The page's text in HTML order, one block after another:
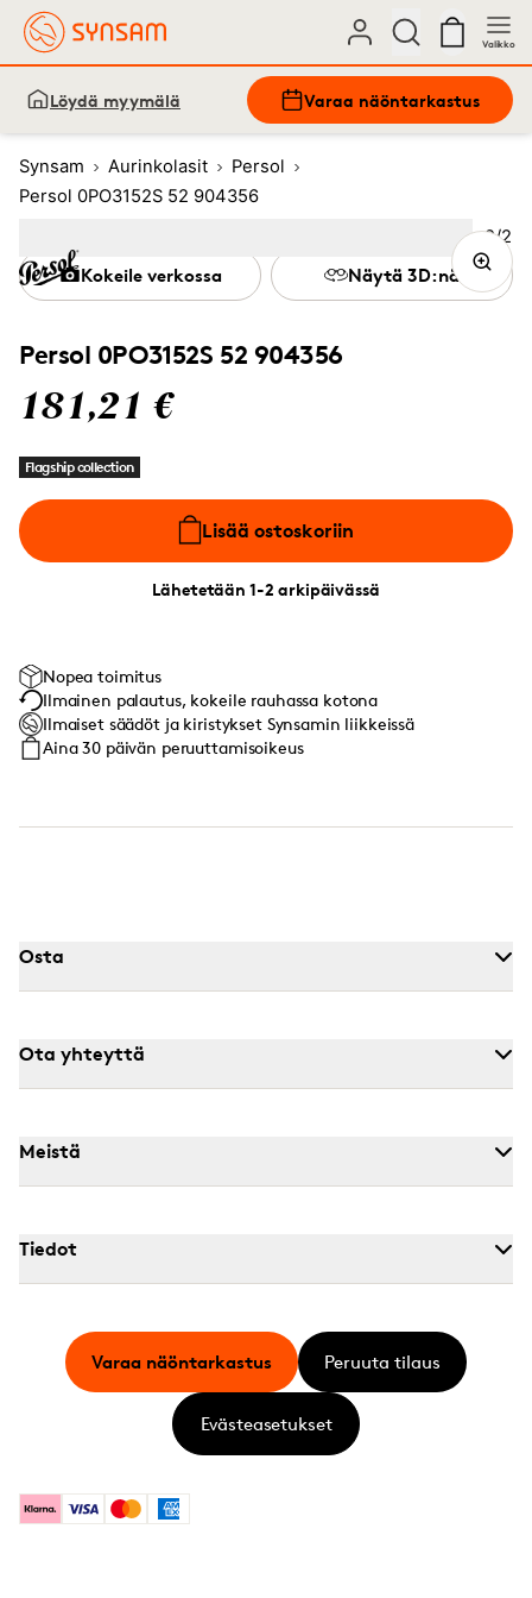
Valikko
Löydä myymälä Varaa näöntarkastus
Synsam Aurinkolasit
Persol
Persol 0PO3152S 52 904356
Persol 0PO3152S 52 904356
181,21 €
Flagship collection
Lisää ostoskoriin
Lähetetään 1-2 arkipäivässä
Kokeile verkossa Näytä 3D:nä
Nopea toimitus
Ilmainen palautus, kokeile rauhassa kotona
Ilmaiset säädöt ja kiristykset Synsamin liikkeissä
Aina 30 päivän peruuttamisoikeus
Kuva
2/2
(Current image)
Osta
Ota yhteyttä
Meistä
Tiedot
KlarnaVisa MastercardAmerican Express
Varaa näöntarkastus Peruuta tilaus
Evästeasetukset